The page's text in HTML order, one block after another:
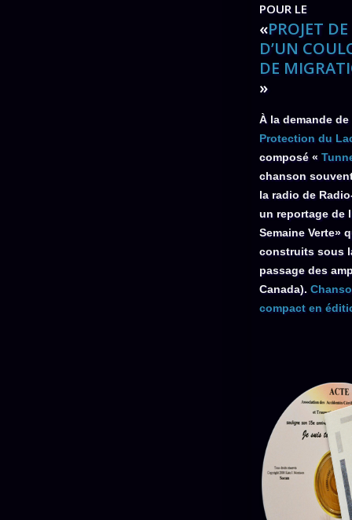
POUR LE
«PROJET
D’UN
DE
»
À la demande de
Protection du
composé «
chanson
la radio de
un reportage de
Semaine Verte»
construits sous
passage des
Canada).
compact en